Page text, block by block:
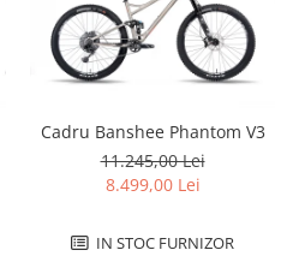
Cadru Banshee Phantom V3
11.245,00 Lei
8.499,00 Lei
IN STOC FURNIZOR